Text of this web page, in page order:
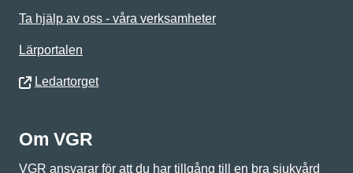
Ta hjälp av oss - våra verksamheter
Lärportalen
Ledartorget
Om VGR
VGR ansvarar för att du har tillgång till en bra sjukvård